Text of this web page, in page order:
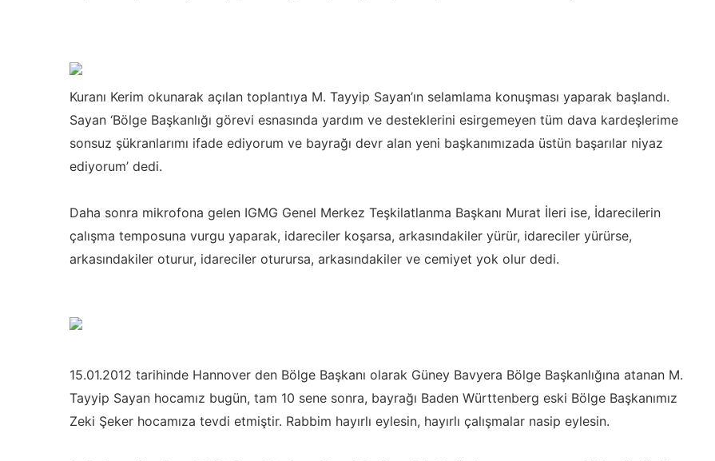
Kuranı Kerim okunarak açılan toplantıya M. Tayyip Sayan’ın selamlama konuşması yaparak başlandı.
Sayan ‘Bölge Başkanlığı görevi esnasında yardım ve desteklerini esirgemeyen tüm dava kardeşlerime
sonsuz şükranlarımı ifade ediyorum ve bayrağı devr alan yeni başkanımızada üstün başarılar niyaz
ediyorum’ dedi.
Daha sonra mikrofona gelen IGMG Genel Merkez Teşkilatlanma Başkanı Murat İleri ise, İdarecilerin
çalışma temposuna vurgu yaparak, idareciler koşarsa, arkasındakiler yürür, idareciler yürürse,
arkasındakiler oturur, idareciler oturursa, arkasındakiler ve cemiyet yok olur dedi.
15.01.2012 tarihinde Hannover den Bölge Başkanı olarak Güney Bavyera Bölge Başkanlığına atanan M.
Tayyip Sayan hocamız bugün, tam 10 sene sonra, bayrağı Baden Württenberg eski Bölge Başkanımız
Zeki Şeker hocamıza tevdi etmiştir. Rabbim hayırlı eylesin, hayırlı çalışmalar nasip eylesin.